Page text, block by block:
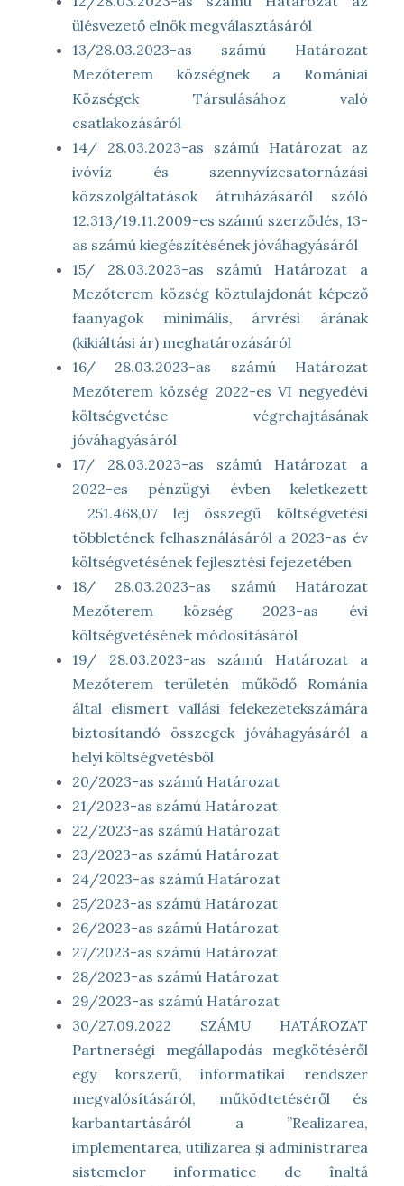
ülésvezető elnök megválasztásáról
13/28.03.2023-as számú Határozat
Mezőterem községnek a Romániai
Községek Társulásához való
csatlakozásáról
14/ 28.03.2023-as számú Határozat az
ivóvíz és szennyvízcsatornázási
közszolgáltatások átruházásáról szóló
12.313/19.11.2009-es számú szerződés, 13-
as számú kiegészítésének jóváhagyásáról
15/ 28.03.2023-as számú Határozat a
Mezőterem község köztulajdonát képező
faanyagok minimális, árvrési árának
(kikiáltási ár) meghatározásáról
16/ 28.03.2023-as számú Határozat
Mezőterem község 2022-es VI negyedévi
költségvetése végrehajtásának
jóváhagyásáról
17/ 28.03.2023-as számú Határozat a
2022-es pénzügyi évben keletkezett
251.468,07 lej összegű költségvetési
többletének felhasználásáról a 2023-as év
költségvetésének fejlesztési fejezetében
18/ 28.03.2023-as számú Határozat
Mezőterem község 2023-as évi
költségvetésének módosításáról
19/ 28.03.2023-as számú Határozat a
Mezőterem területén működő Románia
által elismert vallási felekezetekszámára
biztosítandó összegek jóváhagyásáról a
helyi költségvetésből
20/2023-as számú Határozat
21/2023-as számú Határozat
22/2023-as számú Határozat
23/2023-as számú Határozat
24/2023-as számú Határozat
25/2023-as számú Határozat
26/2023-as számú Határozat
27/2023-as számú Határozat
28/2023-as számú Határozat
29/2023-as számú Határozat
30/27.09.2022 SZÁMU HATÁROZAT
Partnerségi megállapodás megkötéséről
egy korszerű, informatikai rendszer
megvalósításáról, működtetéséről és
karbantartásáról a ”Realizarea,
implementarea, utilizarea și administrarea
sistemelor informatice de înaltă